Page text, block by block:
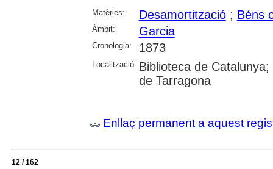
Matèries: Desamortització; Béns
Àmbit: Garcia
Cronologia: 1873
Localització: Biblioteca de
de Tarragona
Enllaç permanent a aquest
12 / 162